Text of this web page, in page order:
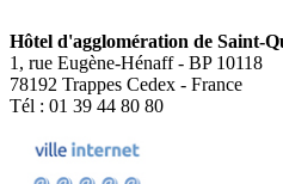
Hôtel d'agglomération de Saint-
1, rue Eugène-Hénaff - BP 10118
78192 Trappes Cedex - France
Tél : 01 39 44 80 80